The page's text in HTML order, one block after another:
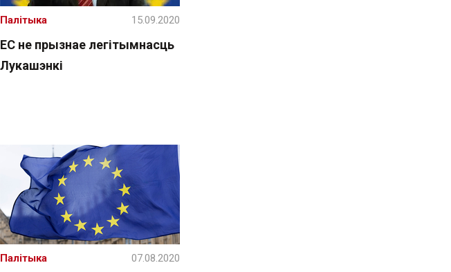
ЕС не прызнае легітымнасць
Лукашэнкі
Палітыка 15.09.2020
Палітыка 07.08.2020